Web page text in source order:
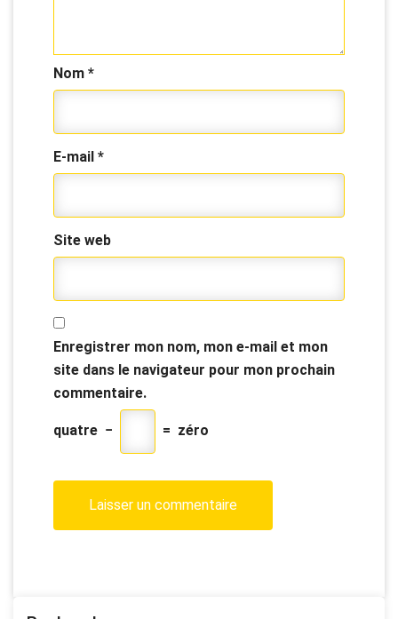
Nom *
E-mail *
Site web
Enregistrer mon nom, mon e-mail et mon
site dans le navigateur pour mon prochain
commentaire.
quatre − = zéro